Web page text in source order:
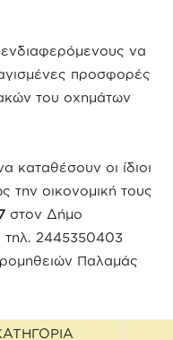
να
προσφορές
του οχημάτων
καταθέσουν οι ίδιοι
την οικονομική τους
στον Δήμο
2445350403
Παλαμάς